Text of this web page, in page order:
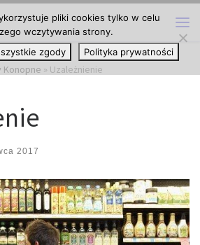
Konopne » Uzależnienie
2017
pliki cookies tylko w celu
wczytywania strony.
zgody Polityka prywatności